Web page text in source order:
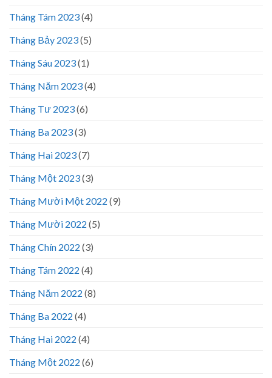
Tháng Tám 2023(4)
Tháng Bảy 2023(5)
Tháng Sáu 2023(1)
Tháng Năm 2023(4)
Tháng Tư 2023(6)
Tháng Ba 2023(3)
Tháng Hai 2023(7)
Tháng Một 2023(3)
Tháng Mười Một 2022 (9)
Tháng Mười 2022 (5)
Tháng Chín 2022 (3)
Tháng Tám 2022 (4)
Tháng Năm 2022 (8)
Tháng Ba 2022 (4)
Tháng Hai 2022 (4)
Tháng Một 2022 (6)